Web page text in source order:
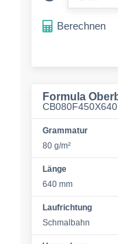
Berechnen
Formula
CB080F450X640
Grammatur
80 g/m²
Länge
640 mm
Laufrichtung
Schmalbahn